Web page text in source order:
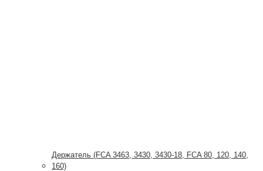
Держатель (FCA 3463, 3430, 3430-18, FCA 80, 120, 140,
160)